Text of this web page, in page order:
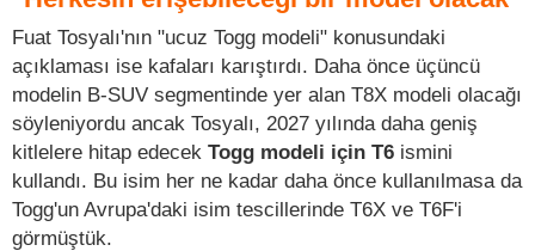
Fuat Tosyalı'nın "ucuz Togg modeli" konusundaki
açıklaması ise kafaları karıştırdı. Daha önce üçüncü
modelin B-SUV segmentinde yer alan T8X modeli olacağı
söyleniyordu ancak Tosyalı, 2027 yılında daha geniş
kitlelere hitap edecek Togg modeli için T6 ismini
kullandı. Bu isim her ne kadar daha önce kullanılmasa da
Togg'un Avrupa'daki isim tescillerinde T6X ve T6F'i
görmüştük.